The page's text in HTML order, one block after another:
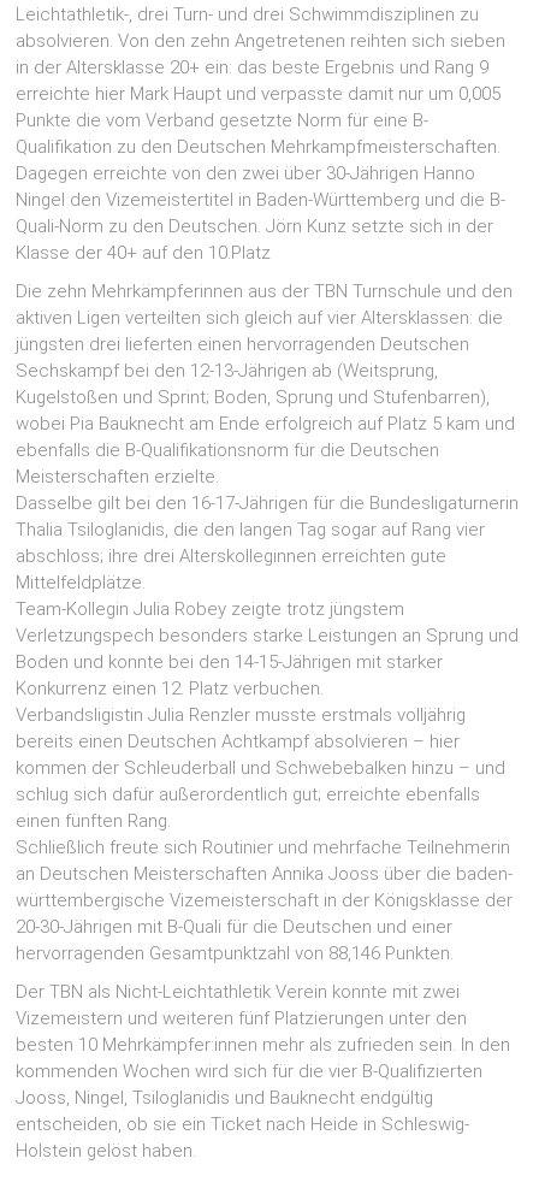
Leichtathletik-, drei Turn- und drei Schwimmdisziplinen zu
absolvieren. Von den zehn Angetretenen reihten sich sieben
in der Altersklasse 20+ ein: das beste Ergebnis und Rang 9
erreichte hier Mark Haupt und verpasste damit nur um 0,005
Punkte die vom Verband gesetzte Norm für eine B-
Qualifikation zu den Deutschen Mehrkampfmeisterschaften.
Dagegen erreichte von den zwei über 30-Jährigen Hanno
Ningel den Vizemeistertitel in Baden-Württemberg und die B-
Quali-Norm zu den Deutschen. Jörn Kunz setzte sich in der
Klasse der 40+ auf den 10.Platz
Die zehn Mehrkämpferinnen aus der TBN Turnschule und den
aktiven Ligen verteilten sich gleich auf vier Altersklassen: die
jüngsten drei lieferten einen hervorragenden Deutschen
Sechskampf bei den 12-13-Jährigen ab (Weitsprung,
Kugelstoßen und Sprint; Boden, Sprung und Stufenbarren),
wobei Pia Bauknecht am Ende erfolgreich auf Platz 5 kam und
ebenfalls die B-Qualifikationsnorm für die Deutschen
Meisterschaften erzielte.
Dasselbe gilt bei den 16-17-Jährigen für die Bundesligaturnerin
Thalia Tsiloglanidis, die den langen Tag sogar auf Rang vier
abschloss; ihre drei Alterskolleginnen erreichten gute
Mittelfeldplätze.
Team-Kollegin Julia Robey zeigte trotz jüngstem
Verletzungspech besonders starke Leistungen an Sprung und
Boden und konnte bei den 14-15-Jährigen mit starker
Konkurrenz einen 12. Platz verbuchen.
Verbandsligistin Julia Renzler musste erstmals volljährig
bereits einen Deutschen Achtkampf absolvieren – hier
kommen der Schleuderball und Schwebebalken hinzu – und
schlug sich dafür außerordentlich gut; erreichte ebenfalls
einen fünften Rang.
Schließlich freute sich Routinier und mehrfache Teilnehmerin
an Deutschen Meisterschaften Annika Jooss über die baden-
württembergische Vizemeisterschaft in der Königsklasse der
20-30-Jährigen mit B-Quali für die Deutschen und einer
hervorragenden Gesamtpunktzahl von 88,146 Punkten.
Der TBN als Nicht-Leichtathletik Verein konnte mit zwei
Vizemeistern und weiteren fünf Platzierungen unter den
besten 10 Mehrkämpfer:innen mehr als zufrieden sein. In den
kommenden Wochen wird sich für die vier B-Qualifizierten
Jooss, Ningel, Tsiloglanidis und Bauknecht endgültig
entscheiden, ob sie ein Ticket nach Heide in Schleswig-
Holstein gelöst haben.